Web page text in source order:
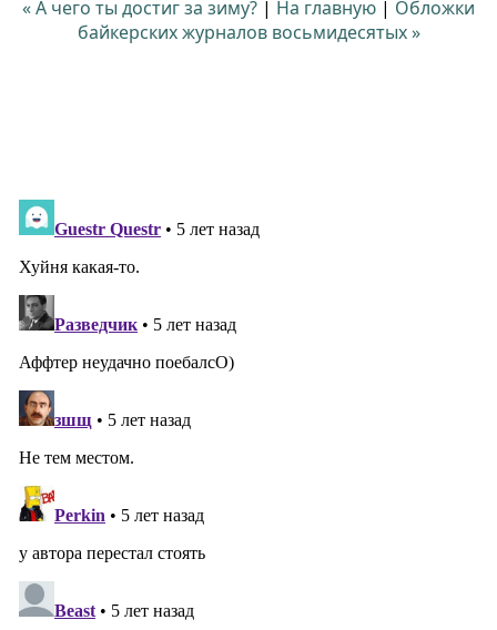
« А чего ты достиг за зиму? | На главную | Обложки
байкерских журналов восьмидесятых »